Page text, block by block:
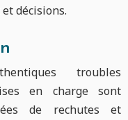
décisions.
troubles
en charge sont
de rechutes et